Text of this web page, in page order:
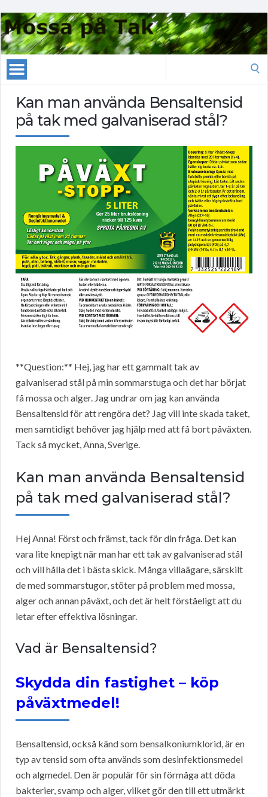
Kan man använda Bensaltensid
på tak med galvaniserad stål?
**Question:** Hej, jag har ett gammalt tak av
galvaniserad stål på min sommarstuga och det har börjat
få mossa och alger. Jag undrar om jag kan använda
Bensaltensid för att rengöra det? Jag vill inte skada taket,
men samtidigt behöver jag hjälp med att få bort påväxten.
Tack så mycket, Anna, Sverige.
Kan man använda Bensaltensid
på tak med galvaniserad stål?
Hej Anna! Först och främst, tack för din fråga. Det kan
vara lite knepigt när man har ett tak av galvaniserad stål
och vill hålla det i bästa skick. Många villaägare, särskilt
de med sommarstugor, stöter på problem med mossa,
alger och annan påväxt, och det är helt förståeligt att du
letar efter effektiva lösningar.
Vad är Bensaltensid?
Skydda din fastighet – köp
påväxtmedel!
Bensaltensid, också känd som bensalkoniumklorid, är en
typ av tensid som ofta används som desinfektionsmedel
och algmedel. Den är populär för sin förmåga att döda
bakterier, svamp och alger, vilket gör den till ett utmärkt